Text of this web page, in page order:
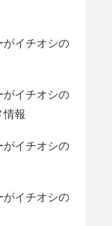
がイチオシの
がイチオシの
情報
がイチオシの
がイチオシの